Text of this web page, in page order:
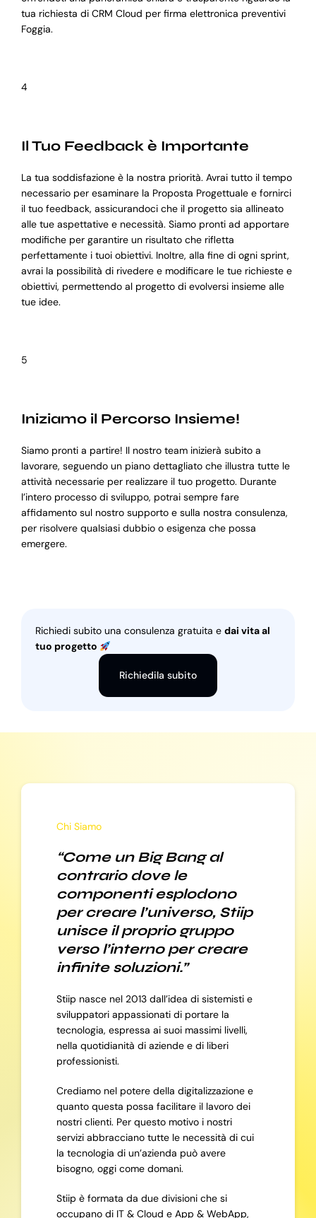
tua richiesta di CRM Cloud per firma elettronica preventivi
Foggia.
4
Il Tuo Feedback è Importante
La tua soddisfazione è la nostra priorità. Avrai tutto il tempo
necessario per esaminare la Proposta Progettuale e fornirci
il tuo feedback, assicurandoci che il progetto sia allineato
alle tue aspettative e necessità. Siamo pronti ad apportare
modifiche per garantire un risultato che rifletta
perfettamente i tuoi obiettivi. Inoltre, alla fine di ogni sprint,
avrai la possibilità di rivedere e modificare le tue richieste e
obiettivi, permettendo al progetto di evolversi insieme alle
tue idee.
5
Iniziamo il Percorso Insieme!
Siamo pronti a partire! Il nostro team inizierà subito a
lavorare, seguendo un piano dettagliato che illustra tutte le
attività necessarie per realizzare il tuo progetto. Durante
l’intero processo di sviluppo, potrai sempre fare
affidamento sul nostro supporto e sulla nostra consulenza,
per risolvere qualsiasi dubbio o esigenza che possa
emergere.
Richiedi subito una consulenza gratuita e dai vita al
tuo progetto
Richiedila subito
Chi Siamo
“Come un Big Bang al
contrario dove le
componenti esplodono
per creare l’universo, Stiip
unisce il proprio gruppo
verso l’interno per creare
infinite soluzioni.”
Stiip nasce nel 2013 dall’idea di sistemisti e
sviluppatori appassionati di portare la
tecnologia, espressa ai suoi massimi livelli,
nella quotidianità di aziende e di liberi
professionisti.
Crediamo nel potere della digitalizzazione e
quanto questa possa facilitare il lavoro dei
nostri clienti. Per questo motivo i nostri
servizi abbracciano tutte le necessità di cui
la tecnologia di un’azienda può avere
bisogno, oggi come domani.
Stiip è formata da due divisioni che si
occupano di IT & Cloud e App & WebApp,